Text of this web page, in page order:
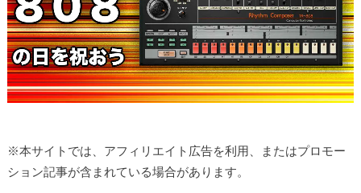
※本サイトでは、アフィリエイト広告を利用、またはプロモー
ション記事が含まれている場合があります。